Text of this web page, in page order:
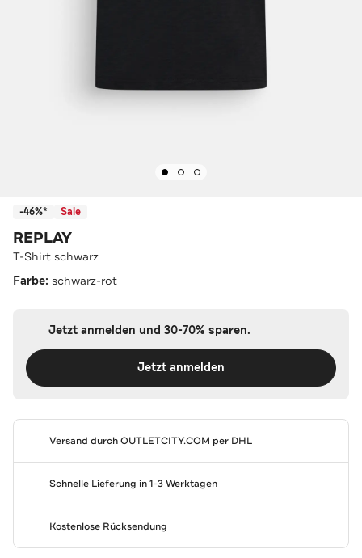
-46%* Sale
REPLAY
T-Shirt schwarz
Farbe: schwarz-rot
Jetzt anmelden und 30-70% sparen.
Jetzt anmelden
Versand durchOUTLETCITY.COM per DHL
Schnelle Lieferung in 1-3 Werktagen
Kostenlose Rücksendung